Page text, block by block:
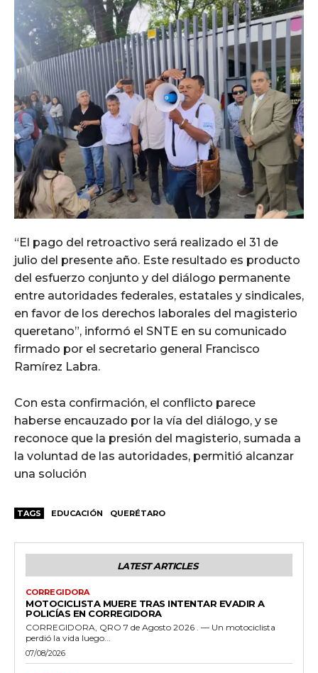
“El pago del retroactivo será realizado el 31 de
julio del presente año. Este resultado es producto
del esfuerzo conjunto y del diálogo permanente
entre autoridades federales, estatales y sindicales,
en favor de los derechos laborales del magisterio
queretano”, informó el SNTE en su comunicado
firmado por el secretario general Francisco
Ramírez Labra.
Con esta confirmación, el conflicto parece
haberse encauzado por la vía del diálogo, y se
reconoce que la presión del magisterio, sumada a
la voluntad de las autoridades, permitió alcanzar
una solución
TAGS EDUCACIÓN QUERÉTARO
LATEST ARTICLES
CORREGIDORA
MOTOCICLISTA MUERE TRAS INTENTAR EVADIR A
POLICÍAS EN CORREGIDORA
CORREGIDORA, QRO 7 de Agosto 2026 . — Un motociclista
perdió la vida luego...
07/08/2026